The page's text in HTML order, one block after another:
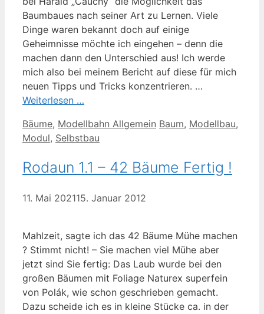
Baumbaues nach seiner Art zu Lernen. Viele
Dinge waren bekannt doch auf einige
Geheimnisse möchte ich eingehen – denn die
machen dann den Unterschied aus! Ich werde
mich also bei meinem Bericht auf diese für mich
neuen Tipps und Tricks konzentrieren. …
Weiterlesen …
Kategorien
Bäume, Modellbahn Allgemein Schlagwörter
Baum, Modellbau,
Modul, Selbstbau
Rodaun 1.1 – 42 Bäume Fertig !
11. Mai 202115. Januar 2012
Mahlzeit, sagte ich das 42 Bäume Mühe machen
? Stimmt nicht! – Sie machen viel Mühe aber
jetzt sind Sie fertig: Das Laub wurde bei den
großen Bäumen mit Foliage Naturex superfein
von Polák, wie schon geschrieben gemacht.
Dazu scheide ich es in kleine Stücke ca. in der